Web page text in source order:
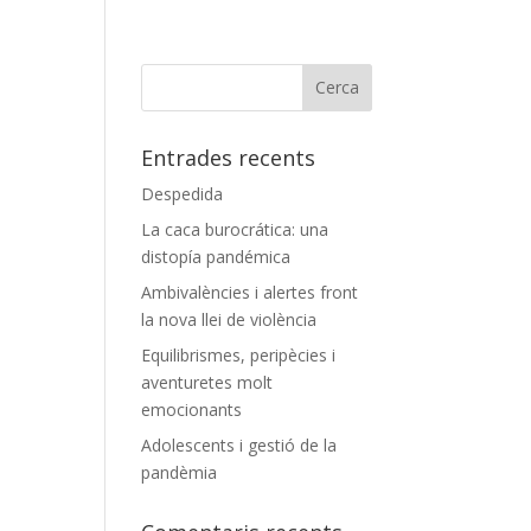
Entrades recents
Despedida
La caca burocrática: una
distopía pandémica
Ambivalències i alertes front
la nova llei de violència
Equilibrismes, peripècies i
aventuretes molt
emocionants
Adolescents i gestió de la
pandèmia